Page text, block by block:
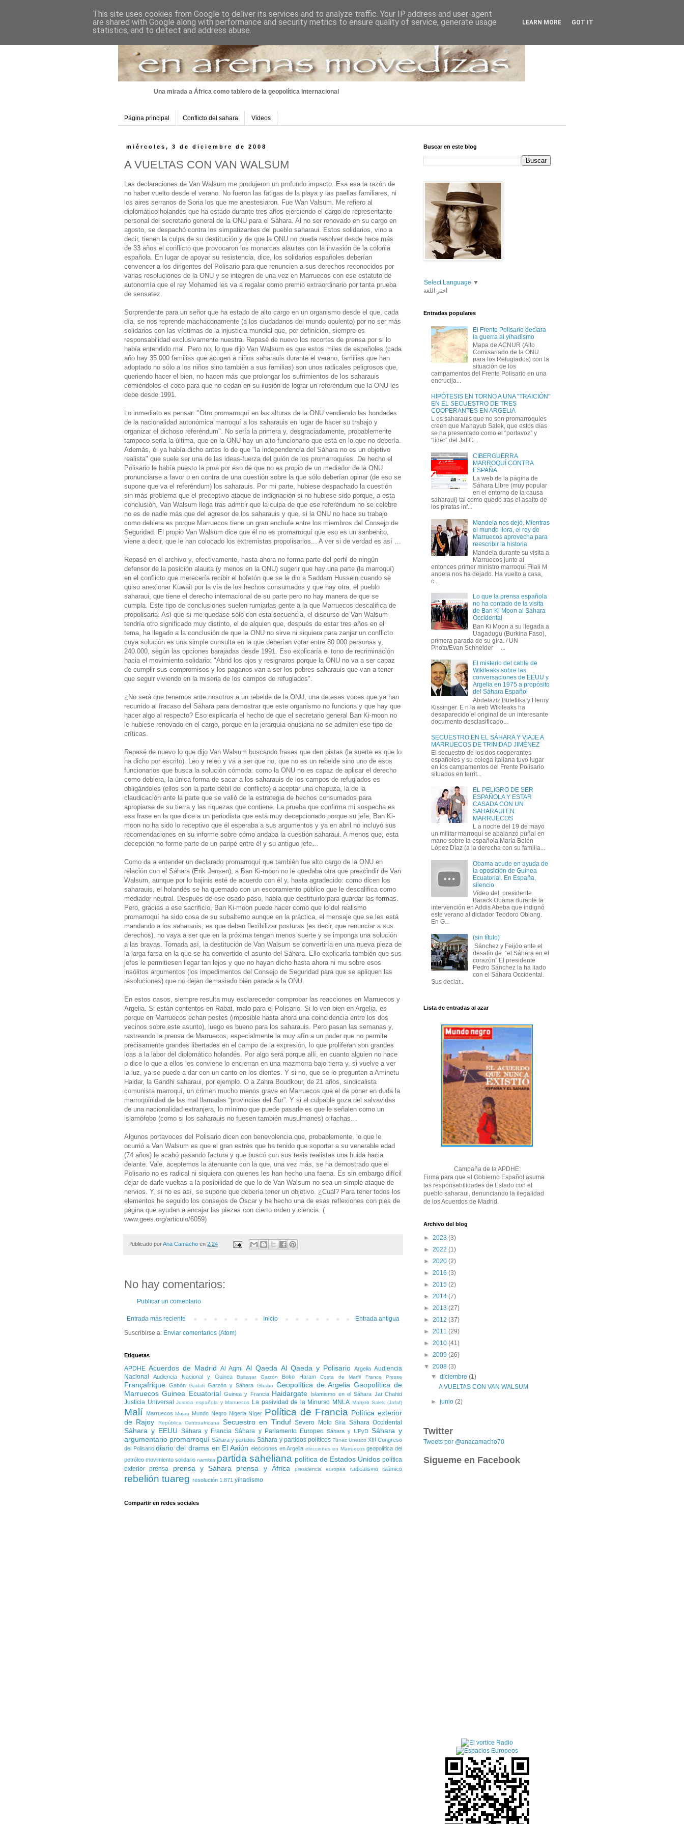
Una mirada a África como tablero de la geopolítica internacional
Página principal Conflicto del sahara Videos
miércoles, 3 de diciembre de 2008
A VUELTAS CON VAN WALSUM
Las declaraciones de Van Walsum me produjeron un profundo impacto. Esa esa la razón de
no haber vuelto desde el verano. No fueron las fatigas de la playa y las paellas familiares, ni
los aires serranos de Soria los que me anestesiaron. Fue Wan Valsum. Me refiero al
diplomático holandés que ha estado durante tres años ejerciendo el cargo de representante
personal del secretario general de la ONU para el Sáhara. Al no ser renovado en su cargo en
agosto, se despachó contra los simpatizantes del pueblo saharaui. Estos solidarios, vino a
decir, tienen la culpa de su destitución y de que la ONU no pueda resolver desde hace más
de 33 años el conflicto que provocaron los monarcas alauitas con la invasión de la colonia
española. En lugar de apoyar su resistencia, dice, los solidarios españoles deberían
convencer a los dirigentes del Polisario para que renuncien a sus derechos reconocidos por
varias resoluciones de la ONU y se integren de una vez en Marruecos con ese estatuto de
autonomía que el rey Mohamed les va a regalar como premio extraordinario por tanta prueba
de sensatez.
Sorprendente para un señor que ha estado de alto cargo en un organismo desde el que, cada
día, se nos reprende machaconamente (a los ciudadanos del mundo opulento) por no ser más
solidarios con las víctimas de la injusticia mundial que, por definición, siempre es
responsabilidad exclusivamente nuestra. Repasé de nuevo los recortes de prensa por si lo
había entendido mal. Pero no, lo que dijo Van Walsum es que estos miles de españoles (cada
año hay 35.000 familias que acogen a niños saharauis durante el verano, familias que han
adoptado no sólo a los niños sino también a sus familias) son unos radicales peligrosos que,
queriendo hacer el bien, no hacen más que prolongar los sufrimientos de los saharauis
comiéndoles el coco para que no cedan en su ilusión de lograr un referéndum que la ONU les
debe desde 1991.
Lo inmediato es pensar: "Otro promarroquí en las alturas de la ONU vendiendo las bondades
de la nacionalidad autonómica marroquí a los saharauis en lugar de hacer su trabajo y
organizar el dichoso referéndum". No sería la primera y, desgraciadamente, probablemente
tampoco sería la última, que en la ONU hay un alto funcionario que está en lo que no debería.
Además, él ya había dicho antes lo de que "la independencia del Sáhara no es un objetivo
realista" que suele ser una de las ideas-fuerza del guión de los promarroquíes. De hecho el
Polisario le había puesto la proa por eso de que no es propio de un mediador de la ONU
pronunciarse a favor o en contra de una cuestión sobre la que sólo deberían opinar (de eso se
supone que va el referéndum) los saharauis. Por mi parte, hubiese despachado la cuestión
sin más problema que el preceptivo ataque de indignación si no hubiese sido porque, a esta
conclusión, Van Walsum llega tras admitir que la culpa de que ese referéndum no se celebre
no es de nadie más que del agresor de los saharauis y que, si la ONU no hace su trabajo
como debiera es porque Marruecos tiene un gran enchufe entre los miembros del Consejo de
Seguridad. El propio Van Walsum dice que él no es promarroquí que eso es un sanbenito,
viene a decir, que le han colocado los extremistas propolisarios... A ver si de verdad es así …
Repasé en el archivo y, efectivamente, hasta ahora no forma parte del perfil de ningún
defensor de la posición alauita (y menos en la ONU) sugerir que hay una parte (la marroquí)
en el conflicto que merecería recibir el bofetón que se le dio a Saddam Hussein cuando se
quiso anexionar Kuwait por la vía de los hechos consumados y que hay otra, el pueblo
saharaui, que tiene el derecho internacional de su parte pero no hay manera de que se
cumpla. Este tipo de conclusiones suelen rumiarlas gente a la que Marruecos descalifica de
propolisaria. Así que si me quedase sólo con esta secuencia, el discurso de Van Walsum
tendría otro significado muy distinto, el de alquien que, después de estar tres años en el
tema, ha llegado a la conclusión de que la ONU no sirve ni siquiera para zanjar un conflicto
cuya solución es una simple consulta en la que deberían votar entre 80.000 personas y,
240.000, según las opciones barajadas desde 1991. Eso explicaría el tono de recriminación
hacia el movimiento solidario: "Abrid los ojos y resignaros porque la ONU no va a ser capaz
de cumplir sus compromisos y los paganos van a ser los pobres saharauis que van a tener
que seguir viviendo en la miseria de los campos de refugiados".
¿No será que tenemos ante nosotros a un rebelde de la ONU, una de esas voces que ya han
recurrido al fracaso del Sáhara para demostrar que este organismo no funciona y que hay que
hacer algo al respecto? Eso explicaría el hecho de que el secretario general Ban Ki-moon no
le hubiese renovado en el cargo, porque en la jerarquía onusiana no se admiten ese tipo de
críticas.
Repasé de nuevo lo que dijo Van Walsum buscando frases que den pistas (la suerte es que lo
ha dicho por escrito). Leo y releo y va a ser que no, que no es un rebelde sino uno de esos
funcionarios que busca la solución cómoda: como la ONU no es capaz de aplicar el derecho
como debiera, la única forma de sacar a los saharauis de los campos de refugiados es
obligándoles (ellos son la parte débil del conflicto) a aceptar una chapuza, la de la
claudicación ante la parte que se valió de la estrategia de hechos consumados para
apropiarse de su tierra y las riquezas que contiene. La prueba que confirma mi sospecha es
esa frase en la que dice a un periodista que está muy decepcionado porque su jefe, Ban Ki-
moon no ha sido lo receptivo que él esperaba a sus argumentos y ya en abril no incluyó sus
recomendaciones en su informe sobre cómo andaba la cuestión saharaui. A menos que, esta
decepción no forme parte de un paripé entre él y su antiguo jefe…
Como da a entender un declarado promarroquí que también fue alto cargo de la ONU en
relación con el Sáhara (Erik Jensen), a Ban Ki-moon no le quedaba otra que prescindir de Van
Walsum, aunque por lo bajinis esté de acuerdo con él y, hasta agradecido: como dicen los
saharauis, el holandés se ha quemado con un escoramiento público que le descalifica como
mediador neutral. Después de ese osado paso, había que destituirlo para guardar las formas.
Pero, gracias a ese sacrificio, Ban Ki-moon puede hacer como que lo del realismo
promarroquí ha sido cosa de su subalterno aunque en la práctica, el mensaje que se les está
mandando a los saharauis, es que deben flexibilizar posturas (es decir, que renunciar a sus
derechos), no vaya a ser que en la próxima tengan menos suerte y se imponga una solución
a las bravas. Tomada así, la destitución de Van Walsum se convertiría en una nueva pieza de
la larga farsa en la que se ha convertido el asunto del Sáhara. Ello explicaría también que sus
jefes le permitiesen llegar tan lejos y que no hayan dicho hasta ahora ni mu sobre esos
insólitos argumentos (los impedimentos del Consejo de Seguridad para que se apliquen las
resoluciones) que no dejan demasiado bien parada a la ONU.
En estos casos, siempre resulta muy esclarecedor comprobar las reacciones en Marruecos y
Argelia. Si están contentos en Rabat, malo para el Polisario. Si lo ven bien en Argelia, es
porque en Marruecos echan pestes (imposible hasta ahora una coincidencia entre los dos
vecinos sobre este asunto), luego es bueno para los saharauis. Pero pasan las semanas y,
rastreando la prensa de Marruecos, especialmente la muy afín a un poder que no permite
precisamente grandes libertades en el campo de la expresión, lo que proliferan son grandes
loas a la labor del diplomático holandés. Por algo será porque allí, en cuanto alguien no hace
o dice lo que a ellos les conviene lo encierran en una mazmorra bajo tierra y, si vuelve a ver
la luz, ya se puede a dar con un canto en los dientes. Y si no, que se lo pregunten a Aminetu
Haidar, la Gandhi saharaui, por ejemplo. O a Zahra Boudkour, de 21 años, sindicalista
comunista marroquí, un crimen mucho menos grave en Marruecos que el de poner en duda la
marroquinidad de las mal llamadas “provincias del Sur”. Y si el culpable goza del salvavidas
de una nacionalidad extranjera, lo mínimo que puede pasarle es que le señalen como un
islamófobo (como si los saharauis no fuesen también musulmanes) o fachas…
Algunos portavoces del Polisario dicen con benevolencia que, probablemente, lo que le
ocurrió a Van Walsum es que el gran estrés que ha tenido que soportar a su venerable edad
(74 años) le acabó pasando factura y que buscó con sus tesis realistas una huida hacia
delante. Vale, aceptemos la atenuante con la que, una vez más, se ha demostrado que el
Polisario no es radical ni siquiera con quienes les han hecho una faena. Es sin embargo difícil
dejar de darle vueltas a la posibilidad de que lo de Van Walsum no sea un simple ataque de
nervios. Y, si no es así, se supone que debería tener un objetivo. ¿Cuál? Para tener todos los
elementos he seguido los consejos de Óscar y he hecho una de esas reflexiones con pies de
página que ayudan a encajar las piezas con cierto orden y ciencia. (
www.gees.org/articulo/6059)
Publicado porAna Camacho en 2:24
No hay comentarios:
Publicar un comentario
Entrada más reciente Entrada antigua
Inicio
Suscribirse a: Enviar comentarios (Atom)
Etiquetas
APDHE Acuerdos de Madrid Al Aqmi Al Qaeda Al Qaeda y Polisario Argelia Audiencia
Nacional
Audiencia Nacional y Guinea Baltasar Garzón Boko Haram Costa de Marfil France Presse
Françafrique Gabón Gadafi Garzón y Sáhara Gbabo Geopolítica de Argelia Geopolítica de
Marruecos Guinea Ecuatorial Guinea y Francia Haidargate Islamismo en el Sáhara Jat Chahid
Justicia Universal Justicia española y Marruecos La pasividad de la Minurso MNLA Mahjob Salek (Jafaf)
Malí Marruecos Mujao Mundo Negro Nigeria Níger Política de Francia Política exterior
de Rajoy
República Centroafricana Secuestro en Tinduf Severo Moto Siria Sáhara Occidental
Sáhara y EEUU Sáhara y Francia Sáhara y Parlamento Europeo Sáhara y UPyD Sáhara y
argumentario promarroquí Sáhara y partidos Sáhara y partidos políticos Túnez Unesco XIII Congreso
del Polisario diario del drama en El Aaiún elecciones en Argelia elecciones en Marruecos geopolítica del
petróleo movimiento solidario namibia partida saheliana política de Estados Unidos política
exterior prensa prensa y Sáhara prensa y África presidencia europea radicalismo islámico
rebelión tuareg resolución 1.871 yihadismo
Compartir en redes sociales
Buscar en este blog
Select Language ▼
اختر اللغة
Entradas populares
El Frente Polisario declara
la guerra al yihadismo
Mapa de ACNUR (Alto
Comisariado de la ONU
para los Refugiados) con la
situación de los
campamentos del Frente Polisario en una
encrucija...
HIPÓTESIS EN TORNO A UNA "TRAICIÓN"
EN EL SECUESTRO DE TRES
COOPERANTES EN ARGELIA
L os saharauis que no son promarroquíes
creen que Mahayub Salek, que estos días
se ha presentado como el “portavoz” y
“líder” del Jat C...
CIBERGUERRA
MARROQUÍ CONTRA
ESPAÑA
La web de la página de
Sáhara Libre (muy popular
en el entorno de la causa
saharaui) tal como quedó tras el asalto de
los piratas inf...
Mandela nos dejó. Mientras
el mundo llora, el rey de
Marruecos aprovecha para
reescribir la historia
Mandela durante su visita a
Marruecos junto al
entonces primer ministro marroquí Filali M
andela nos ha dejado. Ha vuelto a casa,
c...
Lo que la prensa española
no ha contado de la visita
de Ban Ki Moon al Sáhara
Occidental
Ban Ki Moon a su llegada a
Uagadugu (Burkina Faso),
primera parada de su gira. / UN
Photo/Evan Schneider ...
El misterio del cable de
Wikileaks sobre las
conversaciones de EEUU y
Argelia en 1975 a propósito
del Sáhara Español
Abdelaziz Buteflika y Henry
Kissinger. E n la web Wikileaks ha
desaparecido el original de un interesante
documento desclasificado...
SECUESTRO EN EL SÁHARA Y VIAJE A
MARRUECOS DE TRINIDAD JIMÉNEZ
El secuestro de los dos cooperantes
españoles y su colega italiana tuvo lugar
en los campamentos del Frente Polisario
situados en territ...
EL PELIGRO DE SER
ESPAÑOLA Y ESTAR
CASADA CON UN
SAHARAUI EN
MARRUECOS
L a noche del 19 de mayo
un militar marroquí se abalanzó puñal en
mano sobre la española María Belén
López Díaz (a la derecha con su familia...
Obama acude en ayuda de
la oposición de Guinea
Ecuatorial. En España,
silencio
Vídeo del presidente
Barack Obama durante la
intervención en Addis Abeba que indignó
este verano al dictador Teodoro Obiang.
En G...
(sin título)
Sánchez y Feijóo ante el
desafío de “el Sáhara en el
corazón” El presidente
Pedro Sánchez la ha liado
con el Sáhara Occidental.
Sus declar...
Lista de entradas al azar
Campaña de la APDHE:
Firma para que el Gobierno Español asuma
las responsabilidades de Estado con el
pueblo saharaui, denunciando la ilegalidad
de los Acuerdos de Madrid.
Archivo del blog
► 2023 (3)
► 2022 (1)
► 2020 (2)
► 2016 (3)
► 2015 (2)
► 2014 (7)
► 2013 (27)
► 2012 (37)
► 2011 (29)
► 2010 (41)
► 2009 (26)
▼ 2008 (3)
▼diciembre(1)
A VUELTAS CON VAN WALSUM
►junio(2)
Twitter
Tweets por @anacamacho70
Sigueme en Facebook
This site uses cookies from Google to deliver its services and to analyze traffic. Your IP address and user-agent
are shared with Google along with performance and security metrics to ensure quality of service, generate usage
statistics, and to detect and address abuse.
LEARN MORE GOT IT